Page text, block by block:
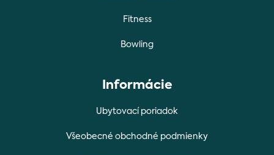
Fitness
Bowling
Informácie
Ubytovací poriadok
Všeobecné obchodné podmienky